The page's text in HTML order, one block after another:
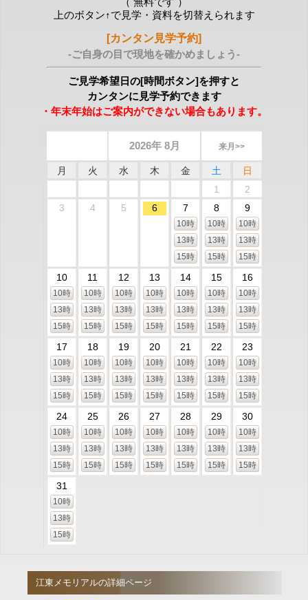
上のボタン↑で見学・資料を切替えられます
[カンタン見学予約]
-ご自身の目で現地を確かめましょう-
ご見学希望日の[時間ボタン]を押すと
カンタンに見学予約できます
・年末年始はご案内ができない場合もあります。
2026年 8月 来月>>
月 火 水 木 金 土
日
1
2
3
4 5 6 7
10時
13時
15時
8
10時
13時
15時
9
10時
13時
15時
10
10時
13時
15時
11
10時
13時
15時
12
10時
13時
15時
13
10時
13時
15時
14
10時
13時
15時
15
10時
13時
15時
16
10時
13時
15時
17
10時
13時
15時
18
10時
13時
15時
19
10時
13時
15時
20
10時
13時
15時
21
10時
13時
15時
22
10時
13時
15時
23
10時
13時
15時
24
10時
13時
15時
25
10時
13時
15時
26
10時
13時
15時
27
10時
13時
15時
28
10時
13時
15時
29
10時
13時
15時
30
10時
13時
15時
31
10時
13時
15時
江東メモリアルの詳細ページ